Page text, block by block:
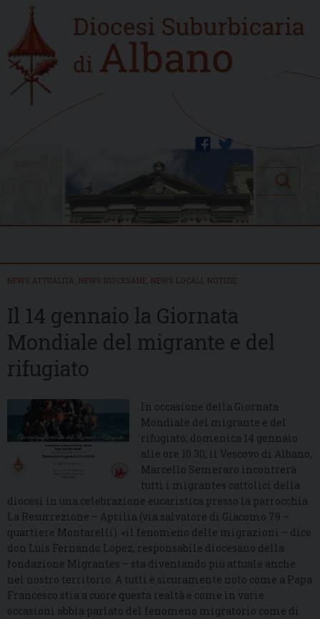
content
Home
new
twitter
facebook
Search
NEWS ATTUALITÀ NEWS DIOCESANE NEWS LOCALI NOTIZIE
Il 14 gennaio la Giornata
Mondiale del migrante e del
rifugiato
In occasione della Giornata
Mondiale del migrante e del
rifugiato, domenica 14 gennaio
alle ore 10.30, il Vescovo di Albano,
Marcello Semeraro incontrerà
tutti i migrantes cattolici della
diocesi in una celebrazione eucaristica presso la parrocchia
La Resurrezione – Aprilia (via salvatore di Giacomo 79 –
quartiere Montarelli). «il fenomeno delle migrazioni – dice
don Luis Fernando Lopez, responsabile diocesano della
fondazione Migrantes – sta diventando più attuale anche
nel nostro territorio. A tutti è sicuramente noto come a Papa
Francesco stia a cuore questa realtà e come in varie
occasioni abbia parlato del fenomeno migratorio come di